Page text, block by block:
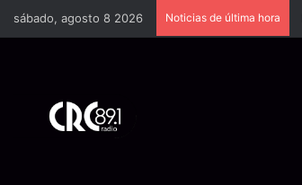
sábado, agosto 8 2026 Noticias de última hora